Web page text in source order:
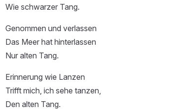
Wie schwarzer Tang.
Genommen und verlassen
Das Meer hat hinterlassen
Nur alten Tang.
Erinnerung wie Lanzen
Trifft mich, ich sehe tanzen,
Den alten Tang.